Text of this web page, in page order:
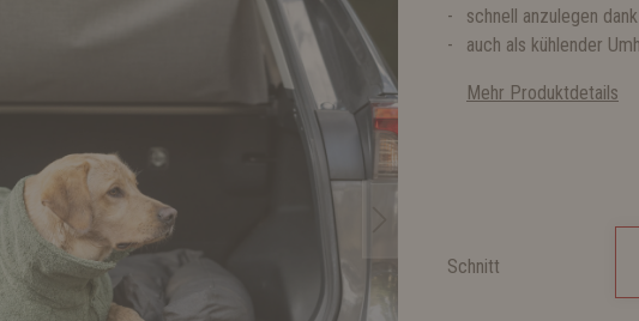
schnell anzulegen
auch als kühlender
Mehr Produktdetails
Schnitt